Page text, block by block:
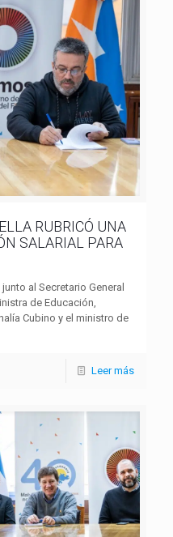
RUBRICÓ UNA
SALARIAL PARA
al Secretario General
de Educación,
Cubino y el ministro de
Leer más